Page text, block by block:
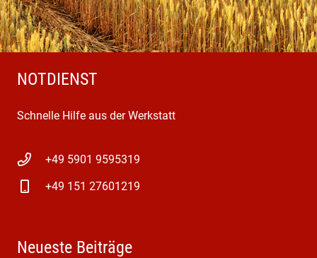
NOTDIENST
Schnelle Hilfe aus der Werkstatt
+49 5901 9595319
+49 151 27601219
Neueste Beiträge